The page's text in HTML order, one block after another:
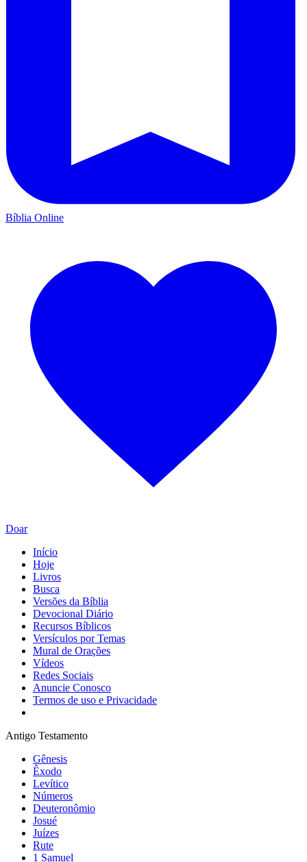
Bíblia Online
Doar
Início
Hoje
Livros
Busca
Versões da Bíblia
Devocional Diário
Recursos Bíblicos
Versículos por Temas
Mural de Orações
Vídeos
Redes Sociais
Anuncie Conosco
Termos de uso e Privacidade
Antigo Testamento
Gênesis
Êxodo
Levítico
Números
Deuteronômio
Josué
Juízes
Rute
1 Samuel